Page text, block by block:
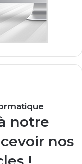
notre
nos